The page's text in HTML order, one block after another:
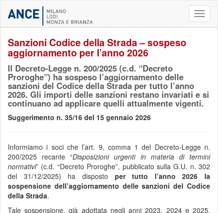
Sanzioni Codice della Strada – sospeso
aggiornamento per l’anno 2026
Il Decreto-Legge n. 200/2025 (c.d. “Decreto
Proroghe”) ha sospeso l’aggiornamento delle
sanzioni del Codice della Strada per tutto l’anno
2026. Gli importi delle sanzioni restano invariati e si
continuano ad applicare quelli attualmente vigenti.
Suggerimento n. 35/16 del 15 gennaio 2026
Informiamo i soci che l’art. 9, comma 1 del Decreto-Legge n.
200/2025 recante “Disposizioni urgenti in materia di termini
normativi” (c.d. “Decreto Proroghe”, pubblicato sulla G.U. n. 302
del 31/12/2025) ha disposto per tutto l’anno 2026 la
sospensione dell’aggiornamento delle sanzioni del Codice
della Strada.
Tale sospensione, già adottata negli anni 2023, 2024 e 2025,